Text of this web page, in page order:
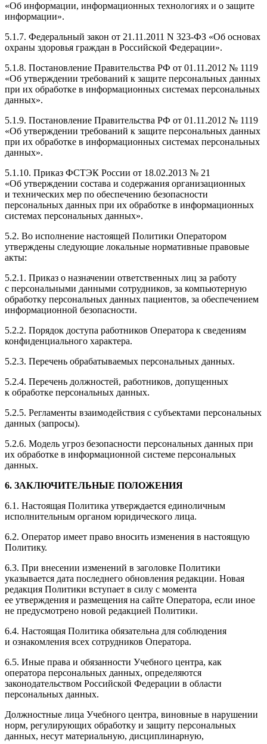
«Об информации, информационных технологиях и о защите
информации».
5.1.7. Федеральный закон от 21.11.2011 N 323-ФЗ «Об основах
охраны здоровья граждан в Российской Федерации».
5.1.8. Постановление Правительства РФ от 01.11.2012 № 1119
«Об утверждении требований к защите персональных данных
при их обработке в информационных системах персональных
данных».
5.1.9. Постановление Правительства РФ от 01.11.2012 № 1119
«Об утверждении требований к защите персональных данных
при их обработке в информационных системах персональных
данных».
5.1.10. Приказ ФСТЭК России от 18.02.2013 № 21
«Об утверждении состава и содержания организационных
и технических мер по обеспечению безопасности
персональных данных при их обработке в информационных
системах персональных данных».
5.2. Во исполнение настоящей Политики Оператором
утверждены следующие локальные нормативные правовые
акты:
5.2.1. Приказ о назначении ответственных лиц за работу
с персональными данными сотрудников, за компьютерную
обработку персональных данных пациентов, за обеспечением
информационной безопасности.
5.2.2. Порядок доступа работников Оператора к сведениям
конфиденциального характера.
5.2.3. Перечень обрабатываемых персональных данных.
5.2.4. Перечень должностей, работников, допущенных
к обработке персональных данных.
5.2.5. Регламенты взаимодействия с субъектами персональных
данных (запросы).
5.2.6. Модель угроз безопасности персональных данных при
их обработке в информационной системе персональных
данных.
6. ЗАКЛЮЧИТЕЛЬНЫЕ ПОЛОЖЕНИЯ
6.1. Настоящая Политика утверждается единоличным
исполнительным органом юридического лица.
6.2. Оператор имеет право вносить изменения в настоящую
Политику.
6.3. При внесении изменений в заголовке Политики
указывается дата последнего обновления редакции. Новая
редакция Политики вступает в силу с момента
ее утверждения и размещения на сайте Оператора, если иное
не предусмотрено новой редакцией Политики.
6.4. Настоящая Политика обязательна для соблюдения
и ознакомления всех сотрудников Оператора.
6.5. Иные права и обязанности Учебного центра, как
оператора персональных данных, определяются
законодательством Российской Федерации в области
персональных данных.
Должностные лица Учебного центра, виновные в нарушении
норм, регулирующих обработку и защиту персональных
данных, несут материальную, дисциплинарную,